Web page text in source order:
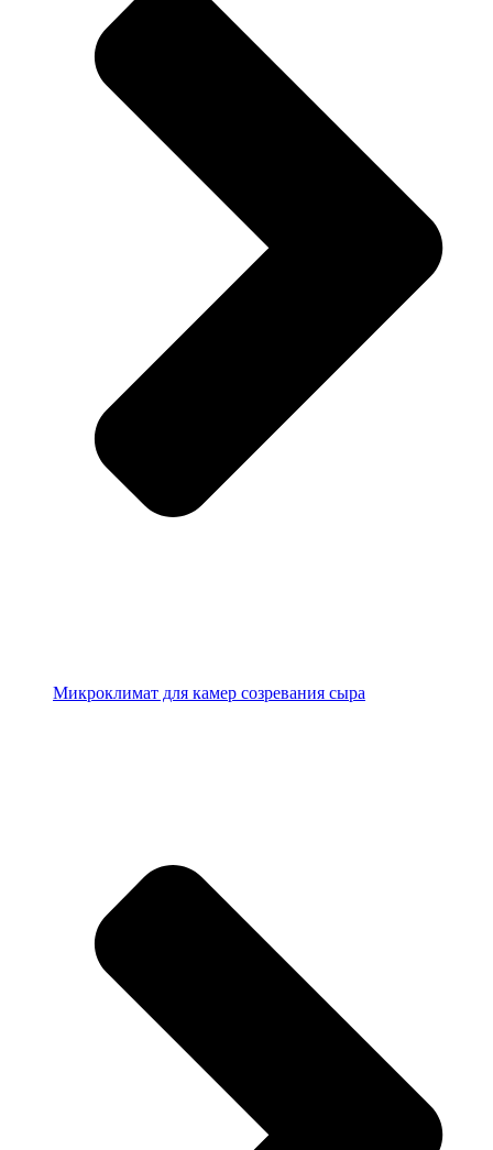
Микроклимат для камер созревания сыра